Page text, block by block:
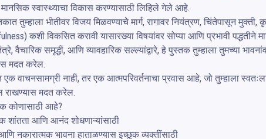
मानसिक स्वास्थ्याचा विकास करण्यासाठी लिहिले गेले आहे.
तुम्हाला भीतीवर विजय मिळवण्याचे मार्ग, रागावर नियंत्रण, चिंतेपासून
कशी विकसित करावी यासारख्या विषयांवर सोप्या आणि प्रभावी पद्धतीने
वैचारिक समृद्धी, आणि व्यावहारिक सल्ल्यांद्वारे, हे पुस्तक तुम्हाला तुमच्या
मदत करेल.
वाचनसामग्री नाही, तर एक आत्मपरिवर्तनाचा प्रवास आहे, जो तुम्हाला
राखण्यास मदत करेल.
कोणासाठी आहे?
शांतता आणि आनंद शोधणाऱ्यांसाठी
नकारात्मक भावना हाताळण्यास इच्छुक व्यक्तींसाठी